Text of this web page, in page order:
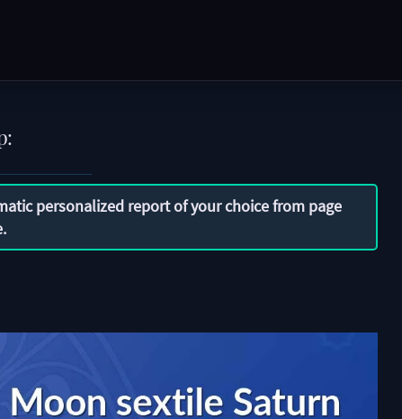
personalized report of your choice from page
.